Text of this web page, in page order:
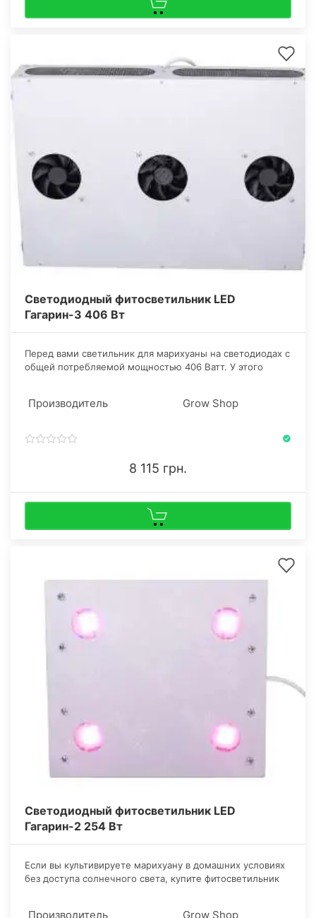
Светодиодный фитосветильник LED
Гагарин-3 406 Вт
​Перед вами светильник для марихуаны на светодиодах с
общей потребляемой мощностью 406 Ватт. У этого
кулера в сумме на 48 Ватт.
Производитель Grow Shop
8 115 грн.
Светодиодный фитосветильник LED
Гагарин-2 254 Вт
​Если вы культивируете марихуану в домашних условиях
без доступа солнечного света, купите фитосветильник
Производитель Grow Shop